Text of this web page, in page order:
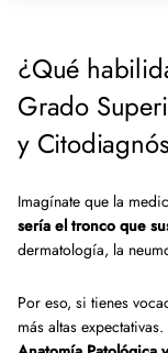
¿Qué
Grado
y
Imagínate que la
sería el tronco que
dermatología, la
Por eso, si tienes
más altas